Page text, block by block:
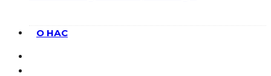
О НАС